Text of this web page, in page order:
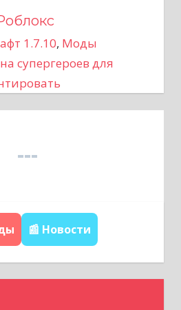
1.7.10, Моды
супергероев для
📰 Новости